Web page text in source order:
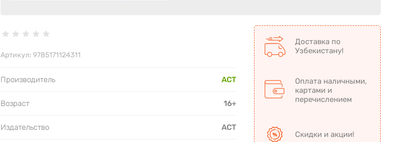
Артикул: 9785171124311
Производитель АСТ
Возраст 16+
Издательство АСТ
Доставка по
Узбекистану!
Оплата наличными,
картами и
перечислением
Скидки и акции!